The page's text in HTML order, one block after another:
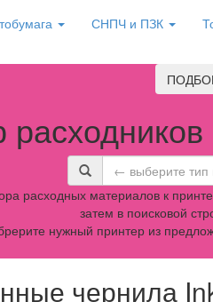
СНПЧ и ПЗК
расходных материалов к
затем в поисковой
нужный принтер из
чернила